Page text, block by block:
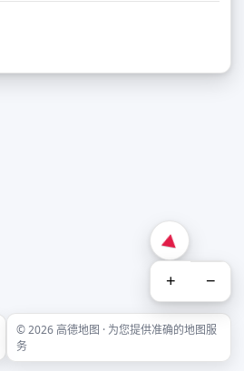
+ −
© 2026 高德地图 · 为您提供准确的地图服
务